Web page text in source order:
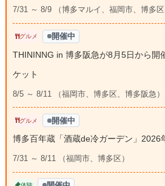
7/31 ～ 8/9 （博多マルイ、福岡市、博多区
グルメ 開催中
THININNG in 博多阪急が8月5日から開
ケット
8/5 ～ 8/11 （福岡市、博多区、博多阪急）
グルメ 開催中
博多百年蔵「酒蔵de冷ガーデン」2026
7/31 ～ 8/11 （福岡市、博多区）